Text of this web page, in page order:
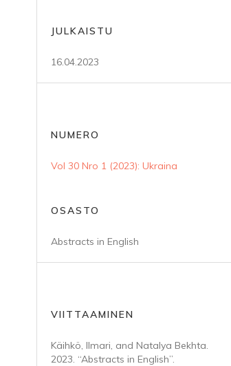
JULKAISTU
16.04.2023
NUMERO
Vol 30 Nro 1 (2023): Ukraina
OSASTO
Abstracts in English
VIITTAAMINEN
Käihkö, Ilmari, and Natalya Bekhta.
2023. “Abstracts in English”.